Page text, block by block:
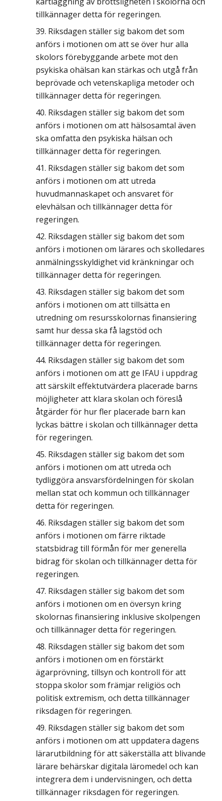
tillkännager detta för regeringen.
Riksdagen ställer sig bakom det som
anförs i motionen om att se över hur alla
skolors förebyggande arbete mot den
psykiska ohälsan kan stärkas och utgå från
beprövade och vetenskapliga metoder och
tillkännager detta för regeringen.
Riksdagen ställer sig bakom det som
anförs i motionen om att hälsosamtal även
ska omfatta den psykiska hälsan och
tillkännager detta för regeringen.
Riksdagen ställer sig bakom det som
anförs i motionen om att utreda
huvudmannaskapet och ansvaret för
elevhälsan och tillkännager detta för
regeringen.
Riksdagen ställer sig bakom det som
anförs i motionen om lärares och skolledares
anmälningsskyldighet vid kränkningar och
tillkännager detta för regeringen.
Riksdagen ställer sig bakom det som
anförs i motionen om att tillsätta en
utredning om resursskolornas finansiering
samt hur dessa ska få lagstöd och
tillkännager detta för regeringen.
Riksdagen ställer sig bakom det som
anförs i motionen om att ge IFAU i uppdrag
att särskilt effektutvärdera placerade barns
möjligheter att klara skolan och föreslå
åtgärder för hur fler placerade barn kan
lyckas bättre i skolan och tillkännager detta
för regeringen.
Riksdagen ställer sig bakom det som
anförs i motionen om att utreda och
tydliggöra ansvarsfördelningen för skolan
mellan stat och kommun och tillkännager
detta för regeringen.
Riksdagen ställer sig bakom det som
anförs i motionen om färre riktade
statsbidrag till förmån för mer generella
bidrag för skolan och tillkännager detta för
regeringen.
Riksdagen ställer sig bakom det som
anförs i motionen om en översyn kring
skolornas finansiering inklusive skolpengen
och tillkännager detta för regeringen.
Riksdagen ställer sig bakom det som
anförs i motionen om en förstärkt
ägarprövning, tillsyn och kontroll för att
stoppa skolor som främjar religiös och
politisk extremism, och detta tillkännager
riksdagen för regeringen.
Riksdagen ställer sig bakom det som
anförs i motionen om att uppdatera dagens
lärarutbildning för att säkerställa att blivande
lärare behärskar digitala läromedel och kan
integrera dem i undervisningen, och detta
tillkännager riksdagen för regeringen.